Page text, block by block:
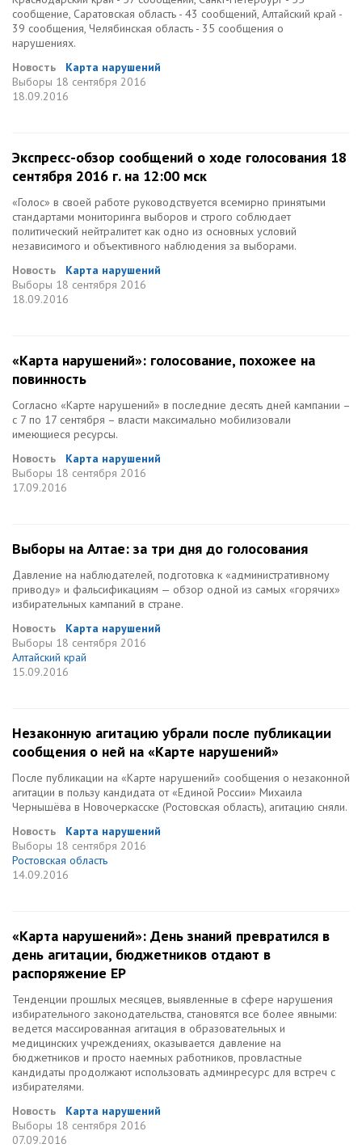
сообщение, Саратовская область - 43 сообщений, Алтайский край -
39 сообщения, Челябинская область - 35 сообщения о
нарушениях.
Новость
Карта нарушений
Выборы 18 сентября 2016
18.09.2016
Экспресс-обзор сообщений о ходе голосования 18
сентября 2016 г. на 12:00 мск
«Голос» в своей работе руководствуется всемирно принятыми
стандартами мониторинга выборов и строго соблюдает
политический нейтралитет как одно из основных условий
независимого и объективного наблюдения за выборами.
Новость
Карта нарушений
Выборы 18 сентября 2016
18.09.2016
«Карта нарушений»: голосование, похожее на
повинность
Согласно «Карте нарушений» в последние десять дней кампании –
с 7 по 17 сентября – власти максимально мобилизовали
имеющиеся ресурсы.
Новость
Карта нарушений
Выборы 18 сентября 2016
17.09.2016
Выборы на Алтае: за три дня до голосования
Давление на наблюдателей, подготовка к «административному
приводу» и фальсификациям — обзор одной из самых «горячих»
избирательных кампаний в стране.
Новость
Карта нарушений
Выборы 18 сентября 2016
Алтайский край
15.09.2016
Незаконную агитацию убрали после публикации
сообщения о ней на «Карте нарушений»
После публикации на «Карте нарушений» сообщения о незаконной
агитации в пользу кандидата от «Единой России» Михаила
Чернышёва в Новочеркасске (Ростовская область), агитацию сняли.
Новость
Карта нарушений
Выборы 18 сентября 2016
Ростовская область
14.09.2016
«Карта нарушений»: День знаний превратился в
день агитации, бюджетников отдают в
распоряжение ЕР
Тенденции прошлых месяцев, выявленные в сфере нарушения
избирательного законодательства, становятся все более явными:
ведется массированная агитация в образовательных и
медицинских учреждениях, оказывается давление на
бюджетников и просто наемных работников, провластные
кандидаты продолжают использовать админресурс для встреч с
избирателями.
Новость
Карта нарушений
Выборы 18 сентября 2016
07.09.2016